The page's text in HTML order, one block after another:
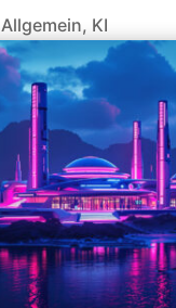
Allgemein, KI